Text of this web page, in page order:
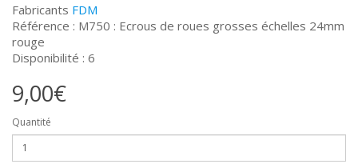
Fabricants FDM
Référence : M750 : Ecrous de roues grosses échelles 24mm
rouge
Disponibilité : 6
9,00€
Quantité